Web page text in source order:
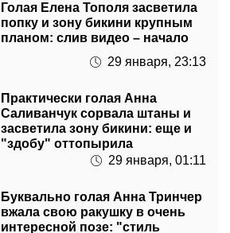
Голая Елена Тополя засветила
попку и зону бикини крупным
планом: слив видео – начало
29 января, 23:13
Практически голая Анна
Саливанчук сорвала штаны и
засветила зону бикини: еще и
"здобу" оттопырила
29 января, 01:11
Буквально голая Анна Тринчер
вжала свою ракушку в очень
интересной позе: "стиль